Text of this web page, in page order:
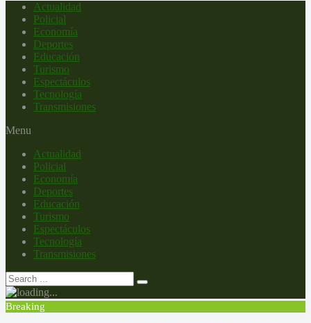
Actualidad
Policial
Economía
Deportes
Educación
Turismo
Espectáculos
Tecnología
Transmisiones
Menu
Actualidad
Policial
Economía
Deportes
Educación
Turismo
Espectáculos
Tecnología
Transmisiones
Breaking